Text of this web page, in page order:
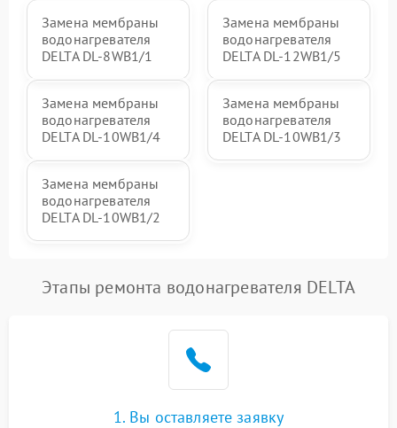
Замена мембраны
водонагревателя
DELTA DL-8WB1/1
Замена мембраны
водонагревателя
DELTA DL-12WB1/5
Замена мембраны
водонагревателя
DELTA DL-10WB1/4
Замена мембраны
водонагревателя
DELTA DL-10WB1/3
Замена мембраны
водонагревателя
DELTA DL-10WB1/2
Этапы ремонта водонагревателя DELTA
1. Вы оставляете заявку